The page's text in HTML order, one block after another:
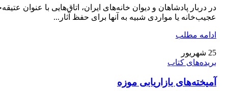
در دربار پادشاهان و دیوان خانه‌های ایران، اتاق‌هایی با عنوان
عجیب‌خانه یا مواردی شبیه به آنها برای حفظ آثار...
ادامه مطلب
25 شهریور
بریده‌های کتاب
آمیخته‌‌های بازاریابی موزه